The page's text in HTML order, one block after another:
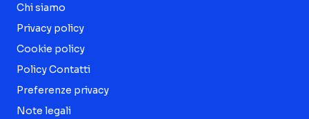
Chi siamo
Privacy policy
Cookie policy
Policy Contatti
Preferenze privacy
Note legali